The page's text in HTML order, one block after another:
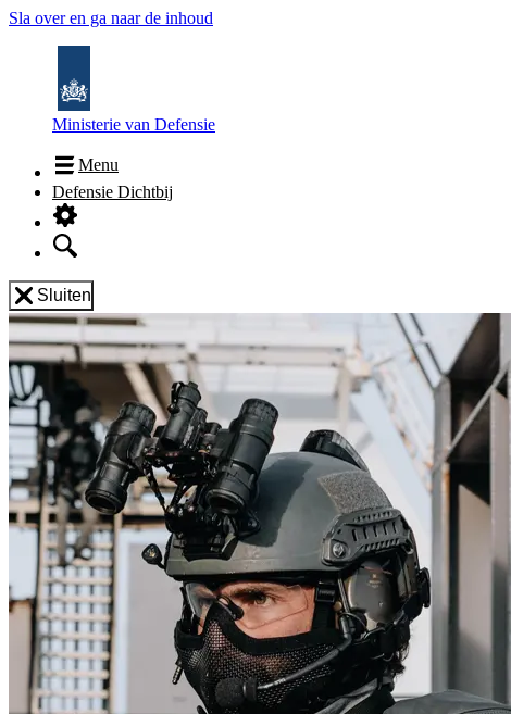
Sla over en ga naar de inhoud
Ministerie van Defensie
Menu
Defensie Dichtbij
Sluiten